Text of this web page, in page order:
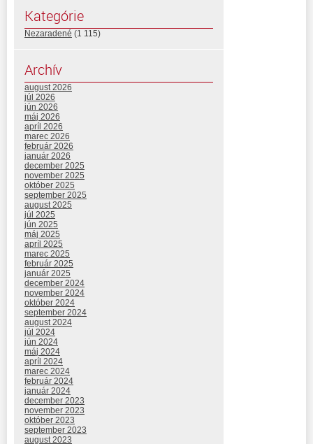
Kategórie
Nezaradené (1 115)
Archív
august 2026
júl 2026
jún 2026
máj 2026
apríl 2026
marec 2026
február 2026
január 2026
december 2025
november 2025
október 2025
september 2025
august 2025
júl 2025
jún 2025
máj 2025
apríl 2025
marec 2025
február 2025
január 2025
december 2024
november 2024
október 2024
september 2024
august 2024
júl 2024
jún 2024
máj 2024
apríl 2024
marec 2024
február 2024
január 2024
december 2023
november 2023
október 2023
september 2023
august 2023